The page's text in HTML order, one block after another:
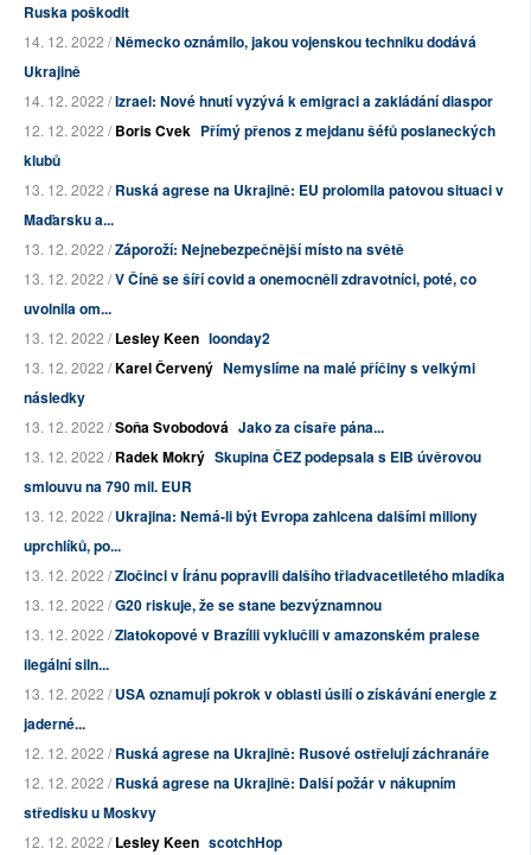
Ruska poškodit
14. 12. 2022 /Německo oznámilo, jakou vojenskou techniku dodává
Ukrajině
14. 12. 2022 /Izrael: Nové hnutí vyzývá k emigraci a zakládání diaspor
12. 12. 2022 /Boris Cvek Přímý přenos z mejdanu šéfů poslaneckých
klubů
13. 12. 2022 /Ruská agrese na Ukrajině: EU prolomila patovou situaci v
Maďarsku a...
13. 12. 2022 /Záporoží: Nejnebezpečnější místo na světě
13. 12. 2022 /V Číně se šíří covid a onemocněli zdravotníci, poté, co
uvolnila om...
13. 12. 2022 /Lesley Keen loonday2
13. 12. 2022 /Karel Červený Nemyslíme na malé příčiny s velkými
následky
13. 12. 2022 /Soňa Svobodová Jako za císaře pána...
13. 12. 2022 /Radek Mokrý Skupina ČEZ podepsala s EIB úvěrovou
smlouvu na 790 mil. EUR
13. 12. 2022 /Ukrajina: Nemá-li být Evropa zahlcena dalšími miliony
uprchlíků, po...
13. 12. 2022 /Zločinci v Íránu popravili dalšího třiadvacetiletého mladíka
13. 12. 2022 /G20 riskuje, že se stane bezvýznamnou
13. 12. 2022 /Zlatokopové v Brazílii vyklučili v amazonském pralese
ilegální siln...
13. 12. 2022 /USA oznamují pokrok v oblasti úsilí o získávání energie z
jaderné...
12. 12. 2022 /Ruská agrese na Ukrajině: Rusové ostřelují záchranáře
12. 12. 2022 /Ruská agrese na Ukrajině: Další požár v nákupním
středisku u Moskvy
12. 12. 2022 /Lesley Keen scotchHop